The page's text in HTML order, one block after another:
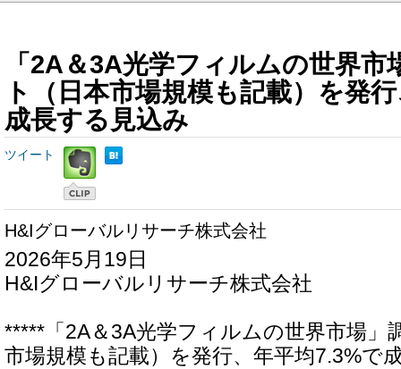
「2A＆3A光学フィルムの世界市
ト（日本市場規模も記載）を発
成長する見込み
ツイート
H&Iグローバルリサーチ株式会社
2026年5月19日
H&Iグローバルリサーチ株式会社
*****「2A＆3A光学フィルムの世界市場」
市場規模も記載）を発行、年平均7.3%で